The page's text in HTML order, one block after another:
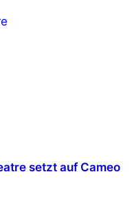
setzt auf Cameo